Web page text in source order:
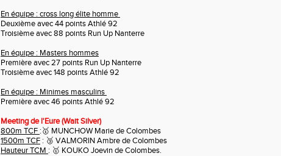
En équipe : cross long élite homme
Deuxième avec 44 points Athlé 92
Troisième avec 88 points Run Up Nanterre
En équipe : Masters hommes
Première avec 27 points Run Up Nanterre
Troisième avec 148 points Athlé 92
En équipe : Minimes masculins
Première avec 46 points Athlé 92
Meeting de l'Eure (Wait Silver)
800m TCF :🥇 MUNCHOW Marie de Colombes
1500m TCF : 🥉 VALMORIN Ambre de Colombes
Hauteur TCM : 🥇 KOUKO Joevin de Colombes.